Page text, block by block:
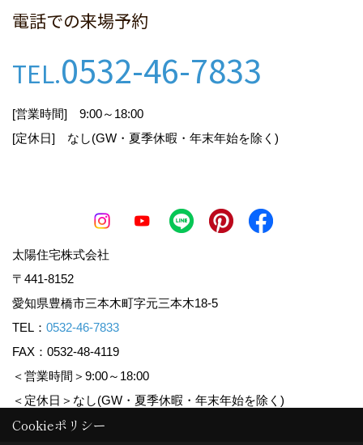
の規範を尊守し、個人情報を適切に取り扱いま
個人情報の取得
当社が個人情報を取得する際には、利用目的を明
個人情報の利用
当社が取得した個人情報は、取得の際に示した利
用目的もしくは、それと合理的な関連性のある範
囲内で、業務の遂行上必要な限りにおいて利用し
し、または個人情報の取扱いを第三者に委託する
場合には、共有利用の相手方及び第三者について
個人情報の適切な利用を実現するための監督を行
います。
電話での来場予約
TEL.0532-46-7833
[営業時間] 9:00～18:00
[定休日] なし(GW・夏季休暇・年末年始を除く)
太陽住宅株式会社
〒441-8152
愛知県豊橋市三本木町字元三本木18-5
TEL： 0532-46-7833
FAX：0532-48-4119
＜営業時間＞9:00～18:00
＜定休日＞なし(GW・夏季休暇・年末年始を除く)
Cookieポリシー